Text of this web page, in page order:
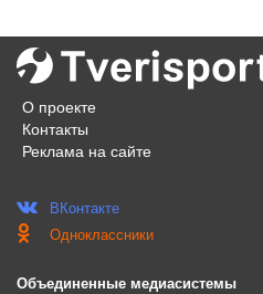
О проекте
Контакты
Реклама на сайте
ВКонтакте
Одноклассники
Объединенные медиасистемы